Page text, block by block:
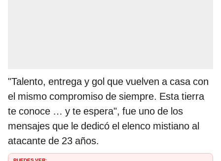
"Talento, entrega y gol que vuelven a casa con
el mismo compromiso de siempre. Esta tierra
te conoce … y te espera", fue uno de los
mensajes que le dedicó el elenco mistiano al
atacante de 23 años.